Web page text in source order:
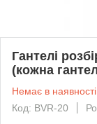
Гантелі
(кожна
Немає в наявності
Код: BVR-20